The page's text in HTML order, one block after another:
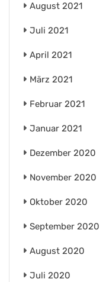
August 2021
Juli 2021
April 2021
März 2021
Februar 2021
Januar 2021
Dezember 2020
November 2020
Oktober 2020
September 2020
August 2020
Juli 2020